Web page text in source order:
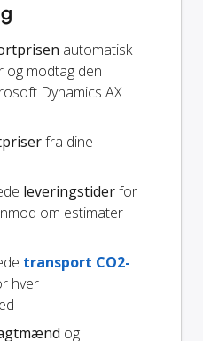
automatisk
og modtag den
Dynamics AX
fra dine
leveringstiderfor
om estimater
transport CO2-
hver
og